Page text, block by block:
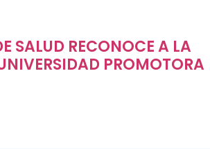
SALUD RECONOCE A LA
PROMOTORA